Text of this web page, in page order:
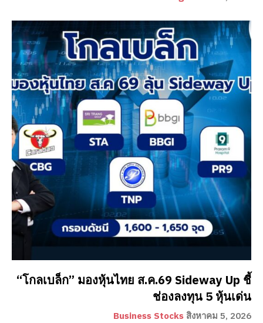
“โกลเบล็ก” มองหุ้นไทย ส.ค.69 Sideway Up ชี้
ช่องลงทุน 5 หุ้นเด่น
Business Stocks สิงหาคม 5, 2026